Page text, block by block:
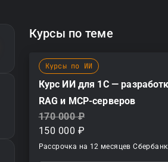
Курсы по теме
Курсы по ИИ
Курс ИИ для 1С —
RAG и MCP-серверов
170 000 ₽
150 000 ₽
Рассрочка на 12 месяцев Сбербанк